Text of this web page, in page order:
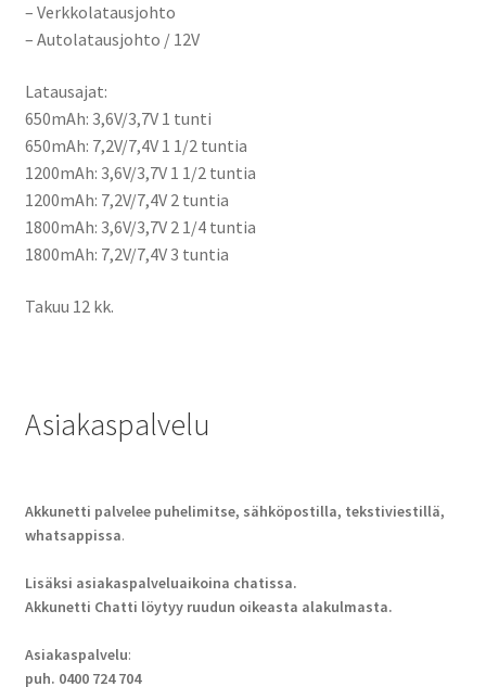
– Verkkolatausjohto
– Autolatausjohto / 12V
Latausajat:
650mAh: 3,6V/3,7V 1 tunti
650mAh: 7,2V/7,4V 1 1/2 tuntia
1200mAh: 3,6V/3,7V 1 1/2 tuntia
1200mAh: 7,2V/7,4V 2 tuntia
1800mAh: 3,6V/3,7V 2 1/4 tuntia
1800mAh: 7,2V/7,4V 3 tuntia
Takuu 12 kk.
Asiakaspalvelu
Akkunetti palvelee puhelimitse, sähköpostilla, tekstiviestillä,
whatsappissa.
Lisäksi asiakaspalveluaikoina chatissa.
Akkunetti Chatti löytyy ruudun oikeasta alakulmasta.
Asiakaspalvelu:
puh. 0400 724 704